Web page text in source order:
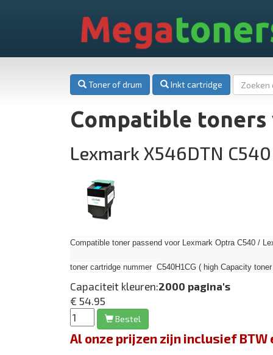
Mega
Toner of drum Inkt cartridge
Compatible toners
Lexmark X546DTN
Compatible toner passend voor Lexmark Optra C540 /
toner cartridge nummer C540H1CG ( high Capacity
Capaciteit kleuren:2000 pagina's
€ 54.95
Bestel
Al onze prijzen zijn inclusief